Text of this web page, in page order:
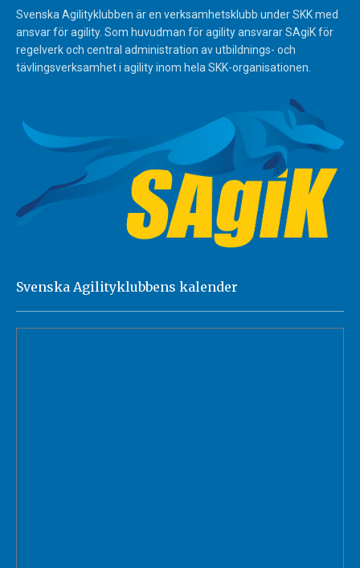
Svenska Agilityklubben är en verksamhetsklubb under SKK med
ansvar för agility. Som huvudman för agility ansvarar SAgiK för
regelverk och central administration av utbildnings- och
tävlingsverksamhet i agility inom hela SKK-organisationen.
Svenska Agilityklubbens kalender